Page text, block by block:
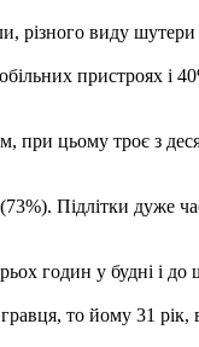
різного виду
пристроях і
при цьому троє з
Підлітки
годин у будні і до
то йому 31